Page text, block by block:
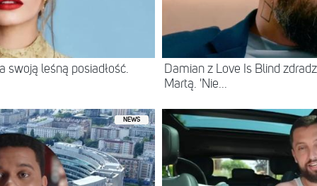
leśną posiadłość.
Damian z Love Is Blind
Martą. 'Nie...
NEWS